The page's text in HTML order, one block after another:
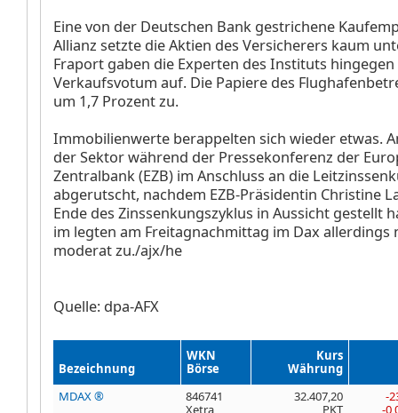
Eine von der Deutschen Bank gestrichene
Allianz setzte die Aktien des Versicherers kaum
Fraport gaben die Experten des Instituts
Verkaufsvotum auf. Die Papiere des
um 1,7 Prozent zu.
Immobilienwerte berappelten sich wieder etwas.
der Sektorwährend der Pressekonferenz der
Zentralbank (EZB) im Anschluss an die
abgerutscht, nachdem EZB-Präsidentin Christine
Ende des Zinssenkungszyklus in Aussicht gestellt
im legten am Freitagnachmittag im Dax allerdings
moderat zu./ajx/he
Quelle: dpa-AFX
Bezeichnung
WKN
Börse
Kurs
Währung
MDAX ®
846741
Xetra
32.407,20
PKT
-
-